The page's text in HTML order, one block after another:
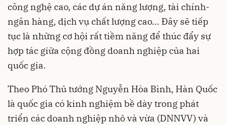
công nghệ cao, các dự án năng lượng, tài chính-
ngân hàng, dịch vụ chất lượng cao... Đây sẽ tiếp
tục là những cơ hội rất tiềm năng để thúc đẩy sự
hợp tác giữa cộng đồng doanh nghiệp của hai
quốc gia.
Theo Phó Thủ tướng Nguyễn Hòa Bình, Hàn Quốc
là quốc gia có kinh nghiệm bề dày trong phát
triển các doanh nghiệp nhỏ và vừa (DNNVV) và